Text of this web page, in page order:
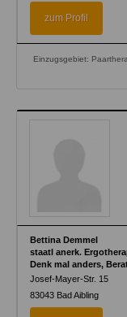
zum Profil
Einzugsgebiet:
Bettina Demmel
staatl anerk.
Denk mal anders,
Josef-Mayer-Str. 15
83043 Bad Aibling